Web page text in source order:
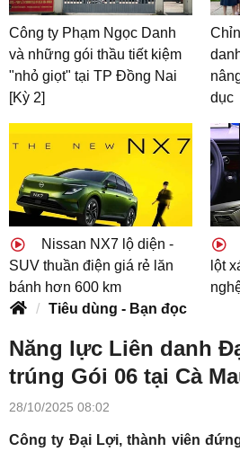
Công ty Phạm Ngọc Danh
và những gói thầu tiết kiệm
"nhỏ giọt" tại TP Đồng Nai
[Kỳ 2]
dục
Nissan NX7 lộ diện -
SUV thuần điện giá rẻ lăn
bánh hơn 600 km
lột
Tiêu dùng - Bạn đọc
Năng lực Liên danh
trúng Gói 06 tại Cà
28/10/2025 08:02
Công ty Đại Lợi, thành viên